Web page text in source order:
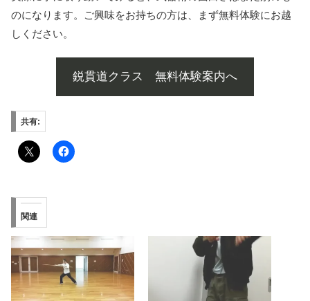
のになります。ご興味をお持ちの方は、まず無料体験にお越
しください。
鋭貫道クラス 無料体験案内へ
共有:
関連